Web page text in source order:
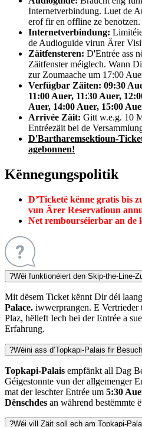
Internetverbindung. Luet de
erof fir en offline ze benotzen.
Internetverbindung:
de Audioguide virun Ärer
Zäitfensteren: D'Entrée ass
Zäitfenster méiglech. Wann
zur Zoumaache um 17:00
Verfügbar Zäiten: 09:30
11:00 Auer, 11:30 Auer,
Auer, 14:00 Auer, 15:00
Arrivée Zäit: Gitt w.e.g. 10
Entréezäit bei de
D'Bartharemsektioun-
agebonnen!
Kënnegungspolitik
D’Ticketë kënne gratis bis
vun Ärer Reservatioun
Net rembourséierbar an de
?Wéi funktionéiert den Skip-the-Line-
Mit dësem Ticket kënnt Dir déi
Palace. iwwerprangen. E Vertrieder
Plaz, hëlleft Iech bei der Entrée a
Erfahrung.
?Wéini ass d’Topkapi-Palais fir
Topkapi-Palais empfänkt all Dag
Géigestonnte vun der allgemenger
mat der leschter Entrée um 5:30
Dënschdes an während bestëmmte
?Wéi vill Zäit soll ech am Topkapi-